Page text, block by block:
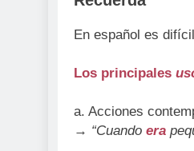
En español es
Los principales
a. Acciones
→ “Cuando era